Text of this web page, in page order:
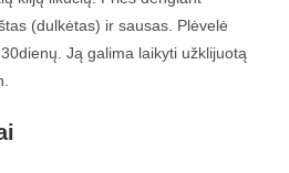
(dulkėtas) ir sausas. Plėvelė
Ją galima laikyti užklijuotą